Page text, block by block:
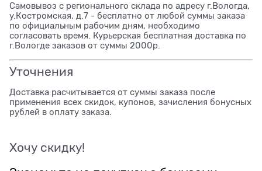
Самовывоз с регионального склада по адресу г.Вологда,
у.Костромская, д.7 - бесплатно от любой суммы заказа
по официальным рабочим дням, необходимо
согласовать время. Курьерская бесплатная доставка по
г.Вологде заказов от суммы 2000р.
Уточнения
Доставка расчитывается от суммы заказа после
применения всех скидок, купонов, зачисления бонусных
рублей в оплату заказа.
Хочу скидку!